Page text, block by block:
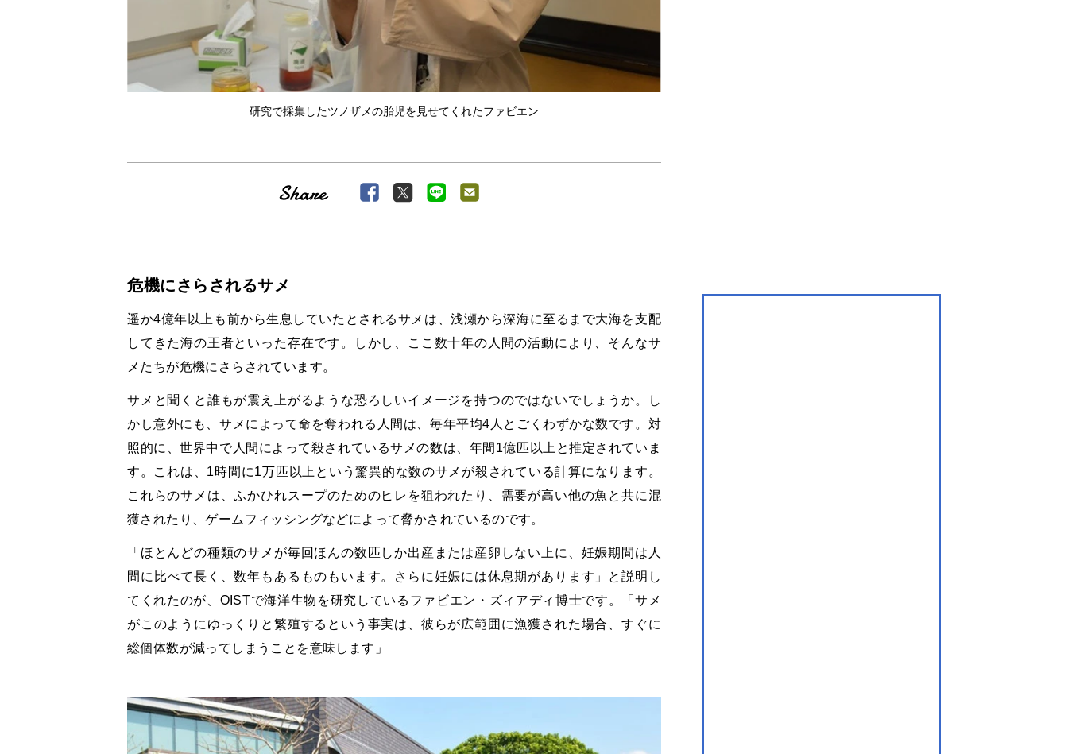
研究で採集したツノザメの胎児を見せてくれたファビエン
危機にさらされるサメ
遥か4億年以上も前から生息していたとされるサメは、浅瀬から深海に至るまで大海を支配
してきた海の王者といった存在です。しかし、ここ数十年の人間の活動により、そんなサ
メたちが危機にさらされています。
サメと聞くと誰もが震え上がるような恐ろしいイメージを持つのではないでしょうか。し
かし意外にも、サメによって命を奪われる人間は、毎年平均4人とごくわずかな数です。対
照的に、世界中で人間によって殺されているサメの数は、年間1億匹以上と推定されていま
す。これは、1時間に1万匹以上という驚異的な数のサメが殺されている計算になります。
これらのサメは、ふかひれスープのためのヒレを狙われたり、需要が高い他の魚と共に混
獲されたり、ゲームフィッシングなどによって脅かされているのです。
「ほとんどの種類のサメが毎回ほんの数匹しか出産または産卵しない上に、妊娠期間は人
間に比べて長く、数年もあるものもいます。さらに妊娠には休息期があります」と説明し
てくれたのが、OISTで海洋生物を研究しているファビエン・ズィアディ博士です。「サメ
がこのようにゆっくりと繁殖するという事実は、彼らが広範囲に漁獲された場合、すぐに
総個体数が減ってしまうことを意味します」